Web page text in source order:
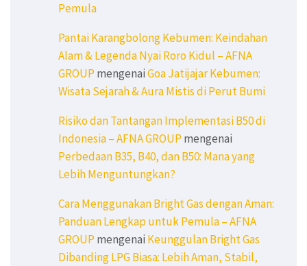
Pemula
Pantai Karangbolong Kebumen: Keindahan
Alam & Legenda Nyai Roro Kidul – AFNA
GROUPmengenaiGoa Jatijajar Kebumen:
Wisata Sejarah & Aura Mistis di Perut Bumi
Risiko dan Tantangan Implementasi B50 di
Indonesia – AFNA GROUPmengenai
Perbedaan B35, B40, dan B50: Mana yang
Lebih Menguntungkan?
Cara Menggunakan Bright Gas dengan Aman:
Panduan Lengkap untuk Pemula – AFNA
GROUPmengenai Keunggulan Bright Gas
Dibanding LPG Biasa: Lebih Aman, Stabil,